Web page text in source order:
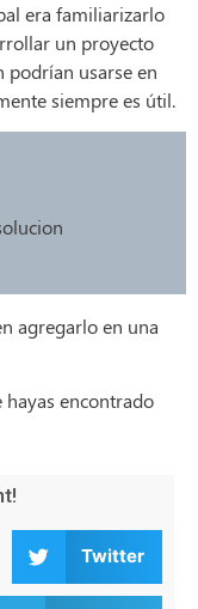
era familiarizarlo
un proyecto
podrían usarse en
siempre es útil.
agregarlo en una
encontrado
Twitter